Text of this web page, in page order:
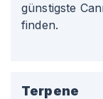
günstigste
finden.
Terpene